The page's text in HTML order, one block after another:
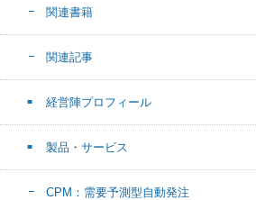
関連書籍
関連記事
経営陣プロフィール
製品・サービス
CPM：需要予測型自動発注